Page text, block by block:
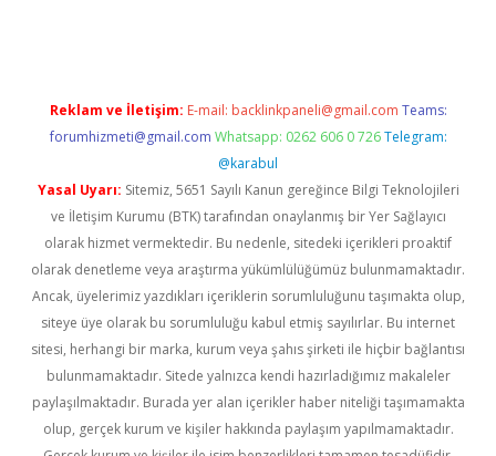
Reklam ve İletişim: E-mail: backlinkpaneli@gmail.com Teams:
forumhizmeti@gmail.com Whatsapp: 0262 606 0 726 Telegram:
@karabul
Yasal Uyarı: Sitemiz, 5651 Sayılı Kanun gereğince Bilgi Teknolojileri
ve İletişim Kurumu (BTK) tarafından onaylanmış bir Yer Sağlayıcı
olarak hizmet vermektedir. Bu nedenle, sitedeki içerikleri proaktif
olarak denetleme veya araştırma yükümlülüğümüz bulunmamaktadır.
Ancak, üyelerimiz yazdıkları içeriklerin sorumluluğunu taşımakta olup,
siteye üye olarak bu sorumluluğu kabul etmiş sayılırlar. Bu internet
sitesi, herhangi bir marka, kurum veya şahıs şirketi ile hiçbir bağlantısı
bulunmamaktadır. Sitede yalnızca kendi hazırladığımız makaleler
paylaşılmaktadır. Burada yer alan içerikler haber niteliği taşımamakta
olup, gerçek kurum ve kişiler hakkında paylaşım yapılmamaktadır.